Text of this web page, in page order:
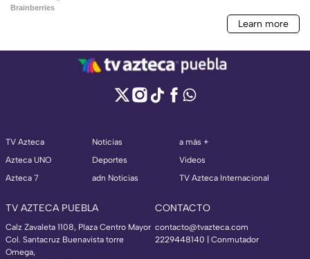
TV Azteca
Azteca UNO
Azteca 7
Noticias
Deportes
adn Noticias
a más +
Videos
TV Azteca Internacional
TV AZTECA PUEBLA
Calz Zavaleta 1108, Plaza Centro Mayor
Col. Santacruz Buenavista torre
Omega,
CONTACTO
contacto@tvazteca.com
2229448140 | Conmutador